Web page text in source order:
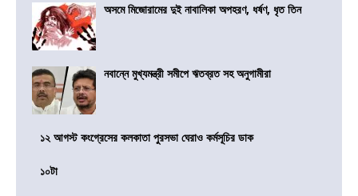
অসমে মিজোরামের দুই নাবালিকা অপহরণ, ধর্ষণ, ধৃত তিন
নবান্নে মুখ্যমন্ত্রী সমীপে ঋতব্রত সহ অনুগামীরা
১২ আগস্ট কংগ্রেসের কলকাতা পুরসভা ঘেরাও কর্মসূচির ডাক
১০টা